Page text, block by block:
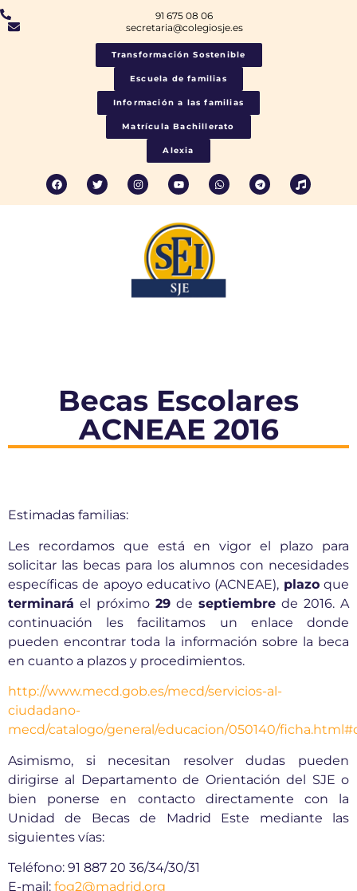
91 675 08 06
secretaria@colegiosje.es
Transformación Sostenible
Escuela de familias
Información a las familias
Matrícula Bachillerato
Alexia
Becas Escolares
ACNEAE 2016
Estimadas familias:
Les recordamos que está en vigor el plazo para
solicitar las becas para los alumnos con necesidades
específicas de apoyo educativo (ACNEAE), plazoque
terminará el próximo 29 de septiembre de 2016. A
continuación les facilitamos un enlace donde
pueden encontrar toda la información sobre la beca
en cuanto a plazos y procedimientos.
http://www.mecd.gob.es/mecd/servicios-al-
ciudadano-
mecd/catalogo/general/educacion/050140/
Asimismo, si necesitan resolver dudas pueden
dirigirse al Departamento de Orientación del SJE o
bien ponerse en contacto directamente con la
Unidad de Becas de Madrid Este mediante las
siguientes vías:
Teléfono: 91 887 20 36/34/30/31
E-mail: fog2@madrid.org